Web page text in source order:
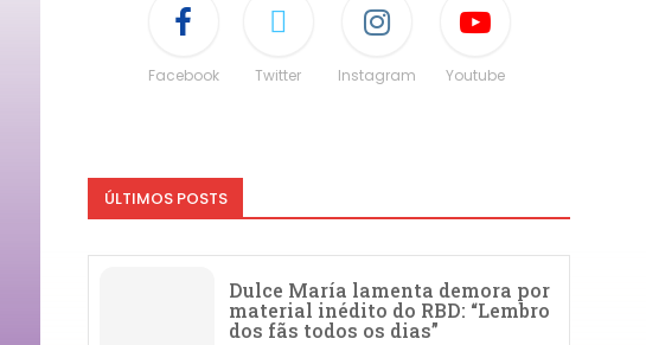
Facebook Twitter Instagram Youtube
ÚLTIMOS POSTS
Dulce María lamenta demora por
material inédito do RBD: “Lembro
dos fãs todos os dias”